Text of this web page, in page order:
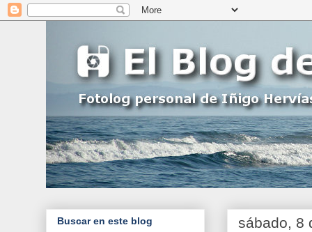
sábado, 8
Buscar en este blog